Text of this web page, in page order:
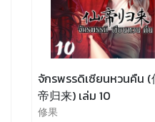
จักรพรรดิเซียนหวนคืน (
帝归来) เล่ม 10
修果